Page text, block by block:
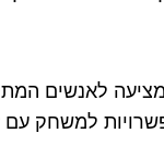
לאנשים
למשחק עם